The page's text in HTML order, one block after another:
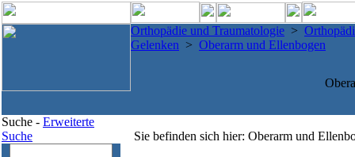
Orthopädie und Traumatologie >
Gelenken > Oberarm und Ellenbogen
Suche - Erweiterte
Suche
Sie befinden sich hier: Oberarm und